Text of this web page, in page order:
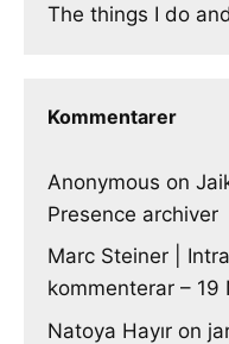
The things I do
Kommentarer
Anonymous on
Presence archiver
Marc Steiner |
kommenterar – 19
Natoya Hayır on